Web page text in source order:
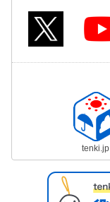
tenki.jp